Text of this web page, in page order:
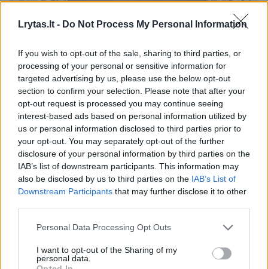
Lrytas.lt - Do Not Process My Personal Information
If you wish to opt-out of the sale, sharing to third parties, or
processing of your personal or sensitive information for
targeted advertising by us, please use the below opt-out
section to confirm your selection. Please note that after your
opt-out request is processed you may continue seeing
interest-based ads based on personal information utilized by
us or personal information disclosed to third parties prior to
your opt-out. You may separately opt-out of the further
disclosure of your personal information by third parties on the
IAB’s list of downstream participants. This information may
also be disclosed by us to third parties on the IAB’s List of
Downstream Participants that may further disclose it to other
Personal Data Processing Opt Outs
I want to opt-out of the Sharing of my
personal data.
Daugiau nuotraukų (3)
„Medutis“ su šokoladu ir vyšniomis.
„Skanaus maisto pasaulis“.
Į didesnį dubenį pilame pieną, sviestą, medų,
(padarome garų vonelę). Viską maišome, kol